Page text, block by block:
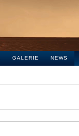
GALERIE NEWS